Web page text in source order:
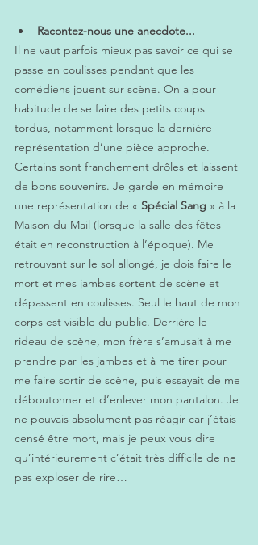
Racontez-nous une anecdote...
Il ne vaut parfois mieux pas savoir ce qui se
passe en coulisses pendant que les
comédiens jouent sur scène. On a pour
habitude de se faire des petits coups
tordus, notamment lorsque la dernière
représentation d’une pièce approche.
Certains sont franchement drôles et laissent
de bons souvenirs. Je garde en mémoire
une représentation de « Spécial Sang » à la
Maison du Mail (lorsque la salle des fêtes
était en reconstruction à l’époque). Me
retrouvant sur le sol allongé, je dois faire le
mort et mes jambes sortent de scène et
dépassent en coulisses. Seul le haut de mon
corps est visible du public. Derrière le
rideau de scène, mon frère s’amusait à me
prendre par les jambes et à me tirer pour
me faire sortir de scène, puis essayait de me
déboutonner et d’enlever mon pantalon. Je
ne pouvais absolument pas réagir car j’étais
censé être mort, mais je peux vous dire
qu’intérieurement c’était très difficile de ne
pas exploser de rire…